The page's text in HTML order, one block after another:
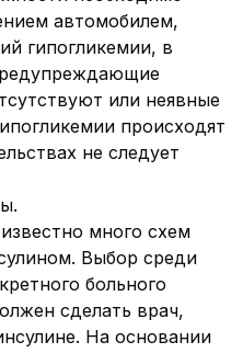
автомобилем,
гипогликемии, в
или неявные
происходят
не следует
много схем
Выбор среди
больного
сделать врач,
На основании